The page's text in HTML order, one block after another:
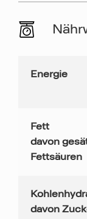
Energie
Fett
davon
Fettsäuren
davon